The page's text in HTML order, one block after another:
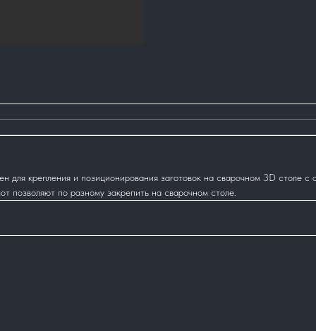
крепления и позиционирования заготовок на сварочном 3D столе c
позволяют по разному закрепить на сварочном столе.